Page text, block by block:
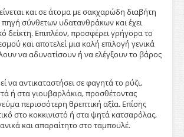
και σε άτομα με σακχαρώδη διαβήτη
πηγή σύνθετων υδατανθράκων και έχει
δείκτη. Επιπλέον, προσφέρει γρήγορα το
και αποτελεί μια καλή επιλογή γενικά
να αδυνατίσουν ή να ελέγξουν το βάρος
να αντικαταστήσει σε φαγητά το ρύζι,
ή στα γιουβαρλάκια, προσθέτοντας
περισσότερη θρεπτική αξία. Επίσης
στο κοκκινιστό ή στα ψητά κατσαρόλας,
και απαραίτητο στο ταμπουλέ.